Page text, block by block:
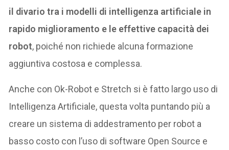
il divario tra i modelli di intelligenza artificiale in
rapido miglioramento e le effettive capacità dei
robot, poiché non richiede alcuna formazione
aggiuntiva costosa e complessa.
Anche con Ok-Robot e Stretch si è fatto largo uso di
Intelligenza Artificiale, questa volta puntando più a
creare un sistema di addestramento per robot a
basso costo con l’uso di software Open Source e